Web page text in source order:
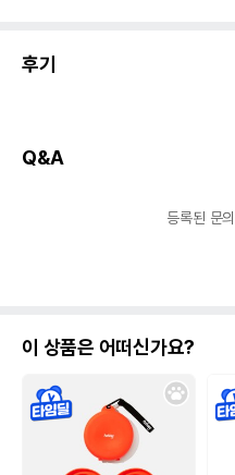
후기
Q&A
등록된 문
이 상품은 어떠신가요?